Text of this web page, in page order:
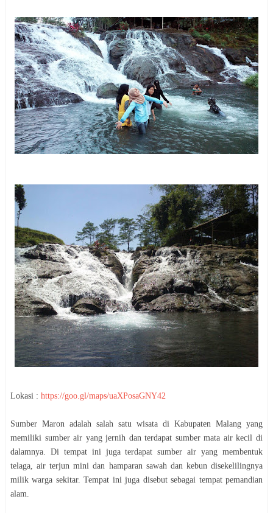
Lokasi : https://goo.gl/maps/uaXPosaGNY42
Sumber Maron adalah salah satu wisata di Kabupaten Malang yang
memiliki sumber air yang jernih dan terdapat sumber mata air kecil di
dalamnya. Di tempat ini juga terdapat sumber air yang membentuk
telaga, air terjun mini dan hamparan sawah dan kebun disekelilingnya
milik warga sekitar. Tempat ini juga disebut sebagai tempat pemandian
alam.